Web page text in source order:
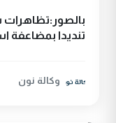
بالصور:تظاهرات
تنديدا بمضاعفة
وكالة نون